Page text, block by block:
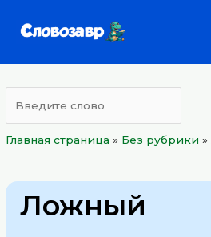
Главная страница » Без рубрики »
Ложный